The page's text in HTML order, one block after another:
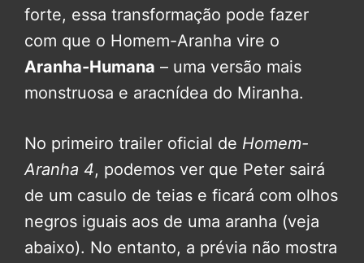
forte, essa transformação pode fazer
com que o Homem-Aranha vire o
Aranha-Humana – uma versão mais
monstruosa e aracnídea do Miranha.
No primeiro trailer oficial de Homem-
Aranha 4, podemos ver que Peter sairá
de um casulo de teias e ficará com olhos
negros iguais aos de uma aranha (veja
abaixo). No entanto, a prévia não mostra